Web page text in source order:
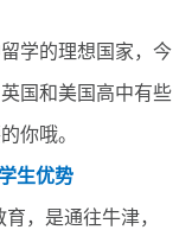
学的理想国家，今
国和美国高中有些
你哦。
生优势
，是通往牛津，